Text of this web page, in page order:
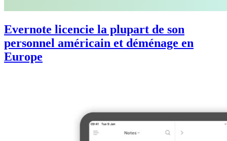
Evernote licencie la plupart de son
personnel américain et déménage en
Europe